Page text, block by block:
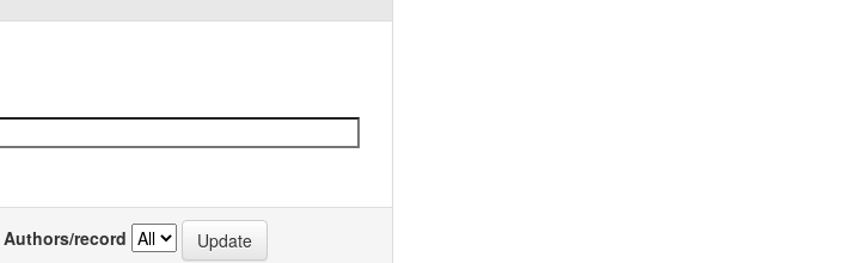
Authors/record